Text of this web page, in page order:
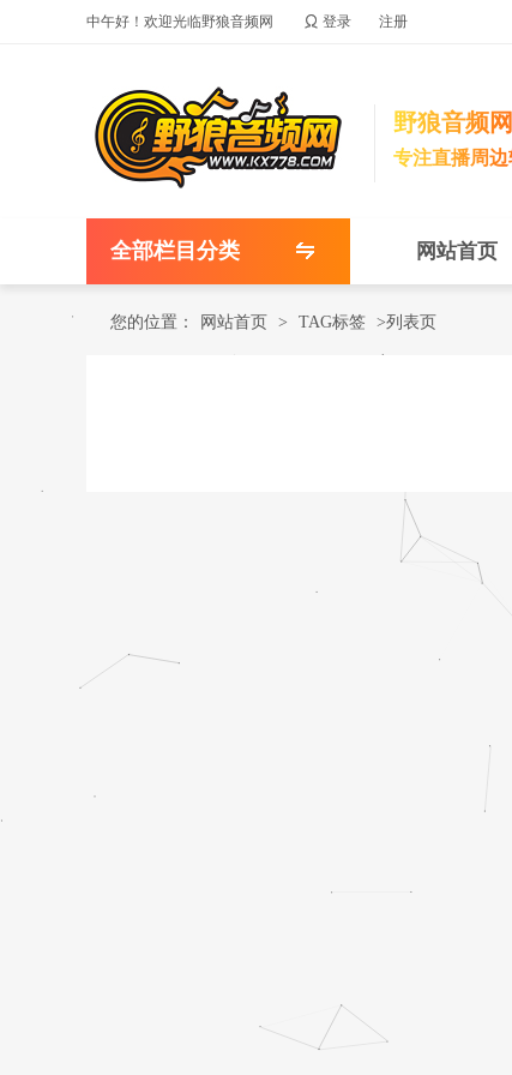
中午好！欢迎光临野狼音频网  登录 注册
野狼音频网
专注直播周
全部栏目分类 网站首页
您的位置： 网站首页 > TAG标签 >列表页